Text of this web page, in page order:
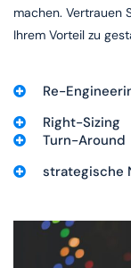
machen. Vertrauen
Ihrem Vorteil zu
Re-
Right-Sizing
Turn-Around
strategische